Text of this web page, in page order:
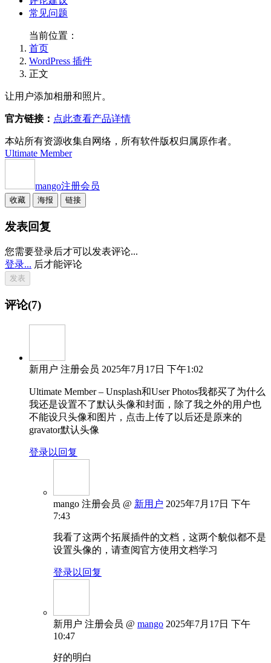
常见问题
当前位置：
首页
WordPress 插件
正文
让用户添加相册和照片。
官方链接： 点此查看产品详情
本站所有资源收集自网络，所有软件版权归属原作者。
Ultimate Member
mango注册会员
收藏 海报 链接
发表回复
您需要登录后才可以发表评论...
登录... 后才能评论
评论(7)
新用户 注册会员 2025年7月17日 下午1:02
Ultimate Member – Unsplash和User Photos我都买了为什么
我还是设置不了默认头像和封面，除了我之外的用户也
不能设只头像和图片，点击上传了以后还是原来的
gravator默认头像
登录以回复
mango 注册会员 @ 新用户 2025年7月17日 下午
7:43
我看了这两个拓展插件的文档，这两个貌似都不是
设置头像的，请查阅官方使用文档学习
登录以回复
新用户 注册会员 @ mango 2025年7月17日 下午
10:47
好的明白